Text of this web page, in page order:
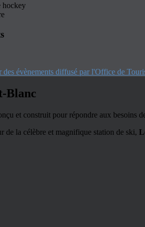
hockey
évènements diffusé par l'Office de
Blanc
et construit pour répondre aux besoins
de la célèbre et magnifique station de ski,